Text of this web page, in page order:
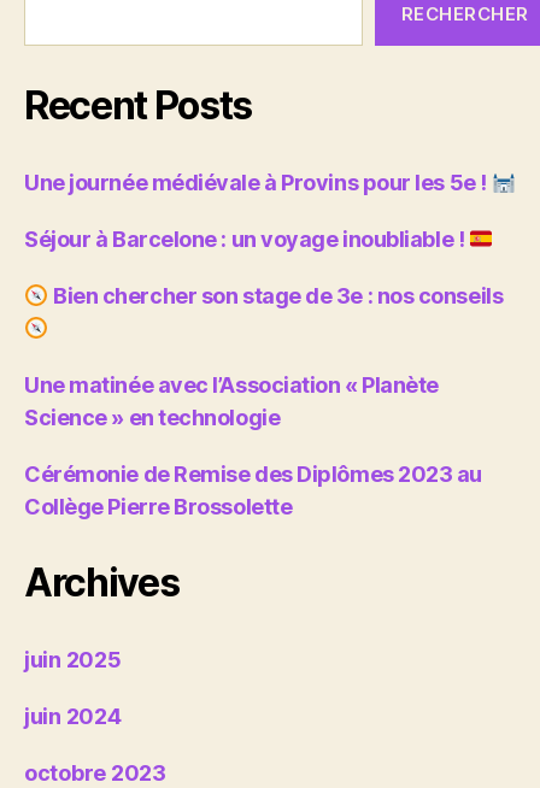
RECHERCHER
Recent Posts
Une journée médiévale à Provins pour les 5e !
Séjour à Barcelone : un voyage inoubliable !
Bien chercher son stage de 3e : nos conseils
Une matinée avec l’Association « Planète
Science » en technologie
Cérémonie de Remise des Diplômes 2023 au
Collège Pierre Brossolette
Archives
juin 2025
juin 2024
octobre 2023